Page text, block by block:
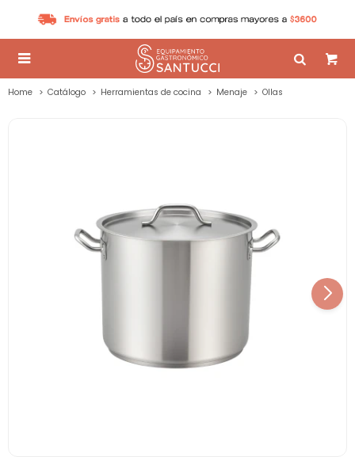

Home Catálogo Herramientas de cocina Menaje Ollas